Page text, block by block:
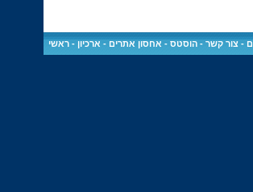
-צור קשר -הוסטס - אחסון אתרים - ארכיון -ראשי